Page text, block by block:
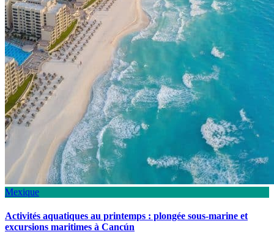
Mexique
Activités aquatiques au printemps : plongée sous-marine et
excursions maritimes à Cancún